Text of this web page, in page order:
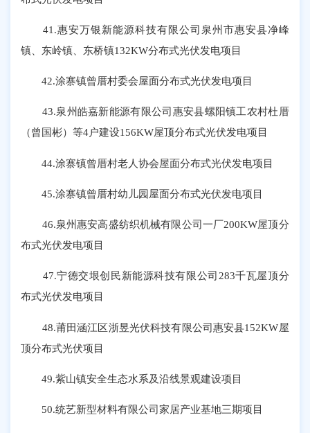
41.惠安万银新能源科技有限公司泉州市惠安县净峰
镇、东岭镇、东桥镇132KW分布式光伏发电项目
42.涂寨镇曾厝村委会屋面分布式光伏发电项目
43.泉州皓嘉新能源有限公司惠安县螺阳镇工农村杜厝
（曾国彬）等4户建设156KW屋顶分布式光伏发电项目
44.涂寨镇曾厝村老人协会屋面分布式光伏发电项目
45.涂寨镇曾厝村幼儿园屋面分布式光伏发电项目
46.泉州惠安高盛纺织机械有限公司一厂200KW屋顶分
布式光伏发电项目
47.宁德交垠创民新能源科技有限公司283千瓦屋顶分
布式光伏发电项目
48.莆田涵江区浙昱光伏科技有限公司惠安县152KW屋
顶分布式光伏项目
49.紫山镇安全生态水系及沿线景观建设项目
50.统艺新型材料有限公司家居产业基地三期项目